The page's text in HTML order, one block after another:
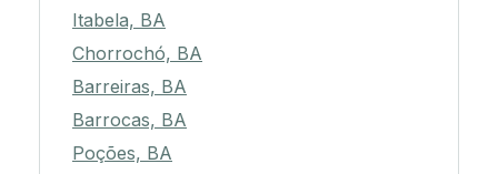
Itabela, BA
Chorrochó, BA
Barreiras, BA
Barrocas, BA
Poções, BA